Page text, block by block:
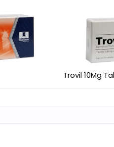
Trovil 10Mg